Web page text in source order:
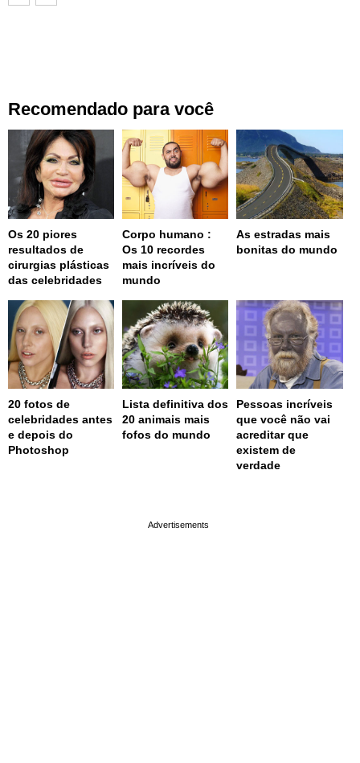
Recomendado para você
Os 20 piores
resultados de
cirurgias plásticas
das celebridades
Corpo humano :
Os 10 recordes
mais incríveis do
mundo
As estradas mais
bonitas do mundo
20 fotos de
celebridades antes
e depois do
Photoshop
Lista definitiva dos
20 animais mais
fofos do mundo
Pessoas incríveis
que você não vai
acreditar que
existem de
verdade